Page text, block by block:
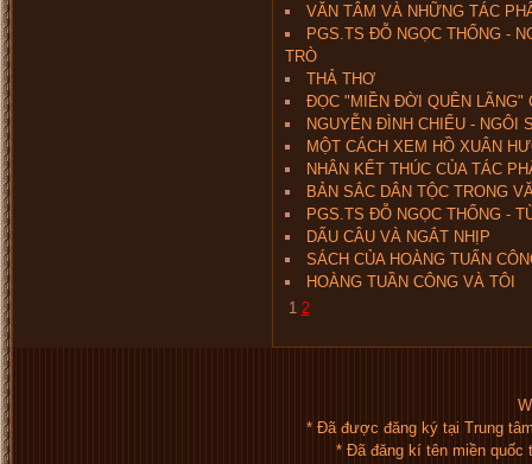
VĂN TÂM VÀ NHỮNG TÁC
PGS.TS ĐỖ NGỌC THỐNG -
TRÒ
THẢ THƠ
ĐỌC "MIỀN ĐỜI QUÊN LÃNG"
NGUYỄN ĐÌNH CHIỂU - NGÔI
MỘT CÁCH XEM HỒ XUÂN
NHÂN KẾT THÚC CỦA TÁC
BẢN SẮC DÂN TỘC TRONG
PGS.TS ĐỖ NGỌC THỐNG -
DẤU CÂU VÀ NGẮT NHỊP
SÁCH CỦA HOÀNG TUẤN
HOÀNG TUẦN CÔNG VÀ TÔI
1 2
* Đã được đăng ký tại Trung
* Đã đăng kí tên miền quốc